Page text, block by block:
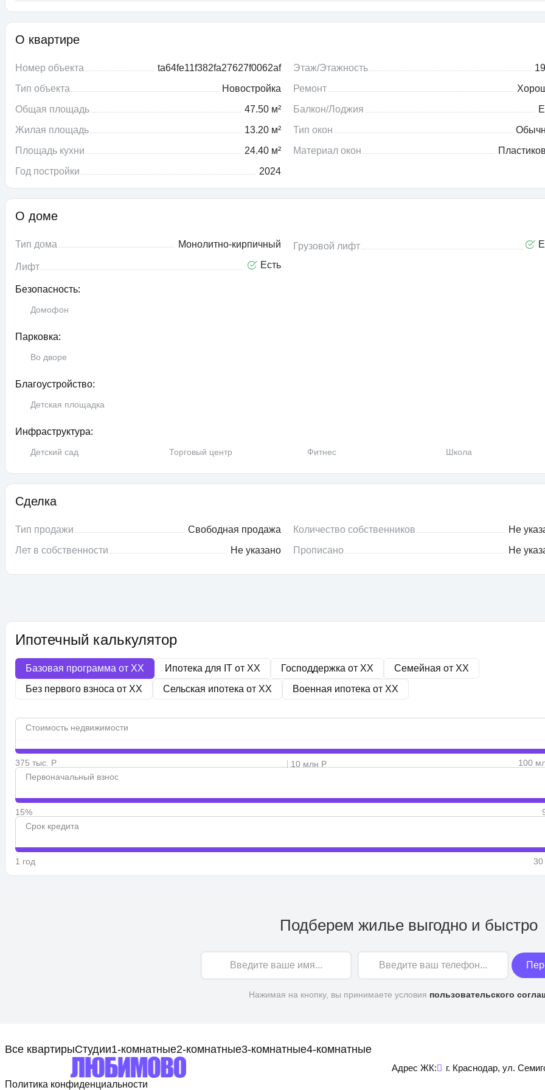
О квартире
Номер объекта
ta64fe11f382fa27627f0062af
Тип объекта
Новостройка
Общая площадь
47.50 м²
Жилая площадь
13.20 м²
Площадь кухни
24.40 м²
Год постройки
2024
Этаж/Этажность
Ремонт
Балкон/Лоджия
Тип окон
Материал окон
О доме
Тип дома Монолитно-кирпичный
Лифт Есть
Грузовой лифт
Безопасность:
Домофон
Парковка:
Во дворе
Благоустройство:
Детская площадка
Инфраструктура:
Детский сад Торговый центр Фитнес Школа
Сделка
Тип продажи
Свободная продажа
Лет в собственности
Не указано
Количество собственников
Не
Прописано
Не
Ипотечный калькулятор
Базовая программа от XX Ипотека для IT от XX Господдержка от XX Семейная от XX
Без первого взноса от XX Сельская ипотека от XX Военная ипотека от XX
Стоимость недвижимости
375 тыс. Р 10 млн Р
100
Первоначальный взнос
15%
Срок кредита
1 год 30
Подберем жилье выгодно и быстро
Нажимая на кнопку, вы принимаете условия пользовательского
Все квартирыСтудии1-комнатные2-комнатные3-комнатные4-комнатные
Адрес ЖК:
г. Краснодар, ул.
Политика конфиденциальности